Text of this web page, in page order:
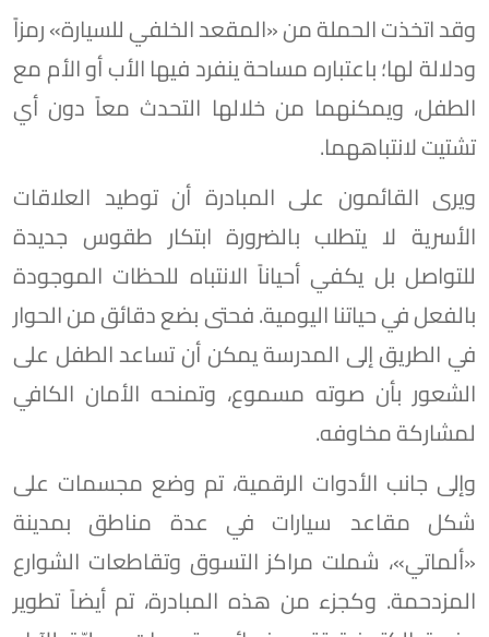
وقد اتخذت الحملة من «المقعد الخلفي للسيارة» رمزاً
ودلالة لها؛ باعتباره مساحة ينفرد فيها الأب أو الأم مع
الطفل، ويمكنهما من خلالها التحدث معاً دون أي
تشتيت لانتباههما.
ويرى القائمون على المبادرة أن توطيد العلاقات
الأسرية لا يتطلب بالضرورة ابتكار طقوس جديدة
للتواصل بل يكفي أحياناً الانتباه للحظات الموجودة
بالفعل في حياتنا اليومية. فحتى بضع دقائق من الحوار
في الطريق إلى المدرسة يمكن أن تساعد الطفل على
الشعور بأن صوته مسموع، وتمنحه الأمان الكافي
لمشاركة مخاوفه.
وإلى جانب الأدوات الرقمية، تم وضع مجسمات على
شكل مقاعد سيارات في عدة مناطق بمدينة
«ألماتي»، شملت مراكز التسوق وتقاطعات الشوارع
المزدحمة. وكجزء من هذه المبادرة، تم أيضاً تطوير